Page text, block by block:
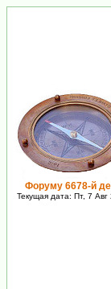
Форуму 6678-й
Текущая дата: Пт, 7 Авг